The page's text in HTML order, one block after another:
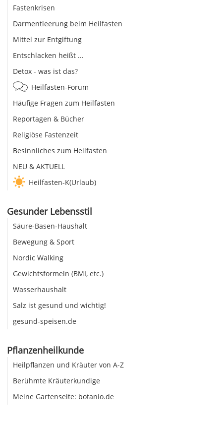
Fastenkrisen
Darmentleerung beim Heilfasten
Mittel zur Entgiftung
Entschlacken heißt ...
Detox - was ist das?
Heilfasten-Forum
Häufige Fragen zum Heilfasten
Reportagen & Bücher
Religiöse Fastenzeit
Besinnliches zum Heilfasten
NEU & AKTUELL
Heilfasten-K(Urlaub)
Gesunder Lebensstil
Säure-Basen-Haushalt
Bewegung & Sport
Nordic Walking
Gewichtsformeln (BMI, etc.)
Wasserhaushalt
Salz ist gesund und wichtig!
gesund-speisen.de
Pflanzenheilkunde
Heilpflanzen und Kräuter von A-Z
Berühmte Kräuterkundige
Meine Gartenseite: botanio.de